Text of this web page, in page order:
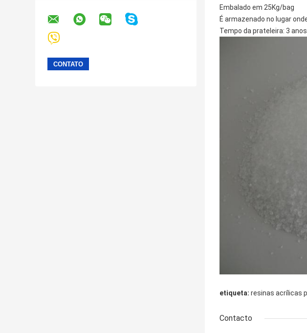
Embalado em 25Kg/bag
É armazenado no lugar
Tempo da prateleira: 3 anos
etiqueta: resinas acrílicas
Contacto